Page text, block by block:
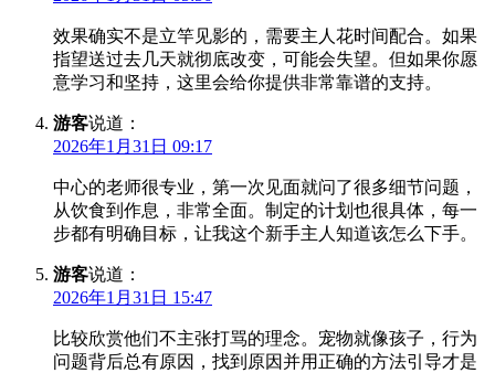
效果确实不是立竿见影的，需要主人花时间配合。如果
指望送过去几天就彻底改变，可能会失望。但如果你愿
意学习和坚持，这里会给你提供非常靠谱的支持。
游客说道：
2026年1月31日 09:17
中心的老师很专业，第一次见面就问了很多细节问题，
从饮食到作息，非常全面。制定的计划也很具体，每一
步都有明确目标，让我这个新手主人知道该怎么下手。
游客说道：
2026年1月31日 15:47
比较欣赏他们不主张打骂的理念。宠物就像孩子，行为
问题背后总有原因，找到原因并用正确的方法引导才是